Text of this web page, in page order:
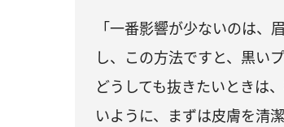
「一番影響が少ないのは、
し、この方法ですと、黒い
どうしても抜きたいときは
いように、まずは皮膚を清